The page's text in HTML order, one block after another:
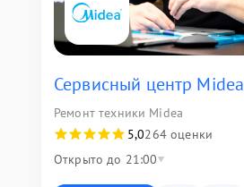
Сервисный центр Midea
Ремонт техники Midea
5,0264 оценки
Открыто до 21:00